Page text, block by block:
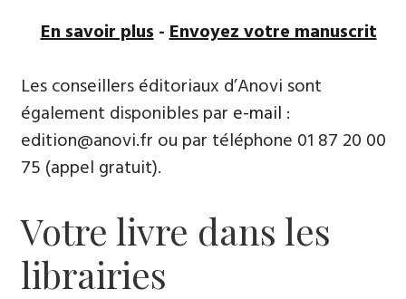
En savoir plus-Envoyez votre manuscrit
Les conseillers éditoriaux d’Anovi sont
également disponibles par e-mail :
edition@anovi.fr ou par téléphone ​​0​1 87 20 00
75 (appel gratuit).
Votre livre dans les
librairies